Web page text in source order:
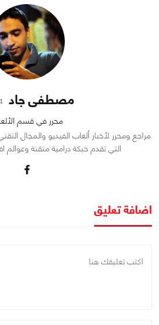
مصطفى جاد 4
محرر في قسم
التي تقدم حبكة درامية متقنة وعوالم
اضافة تعليق